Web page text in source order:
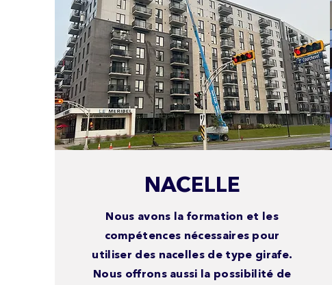
NACELLE
Nous avons la formation et les
compétences nécessaires pour
utiliser des nacelles de type girafe.
Nous offrons aussi la possibilité de